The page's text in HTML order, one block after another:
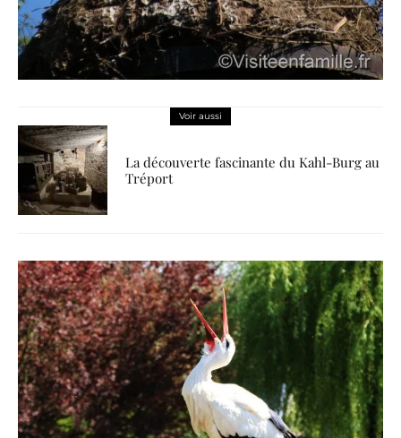
Voir aussi
La découverte fascinante du Kahl-Burg au
Tréport